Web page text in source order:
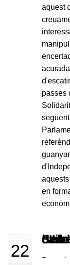
aquest
passes
en
22
Sobre els presos